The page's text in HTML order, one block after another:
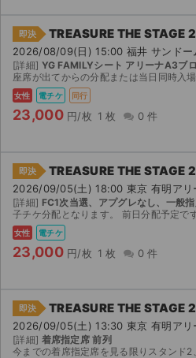
即決 TREASURE THE STAGE
2026/08/09(日) 15:00 福井 サンドー
[詳細] YG FAMILYシート アリーナA3ブ
座席が出てからの分配または当日同時入場となります。実際の座席を確認する為座席選択にお時間頂く場合がございま
女性 電チケ 同行
23,000 円/枚 1 枚 0 件
即決 TREASURE THE STAGE
2026/09/05(土) 18:00 東京 有明アリ
[詳細] FC1次当選、アプグレなし、一般
子チケ分配となります。 前日分配予定で
女性 電チケ
23,000 円/枚 1 枚 0 件
即決 TREASURE THE STAGE
2026/09/05(土) 13:30 東京 有明アリ
[詳細] 着席指定席 前列
今までの着席指定席を見る限りスタンド2、3列目以内の予想になりますのでよろしくお願